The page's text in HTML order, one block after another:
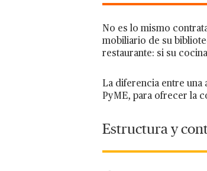
No es lo mismo
mobiliario de su
restaurante: si su
La diferencia entre una
PyME, para ofrecer la
Estructura y